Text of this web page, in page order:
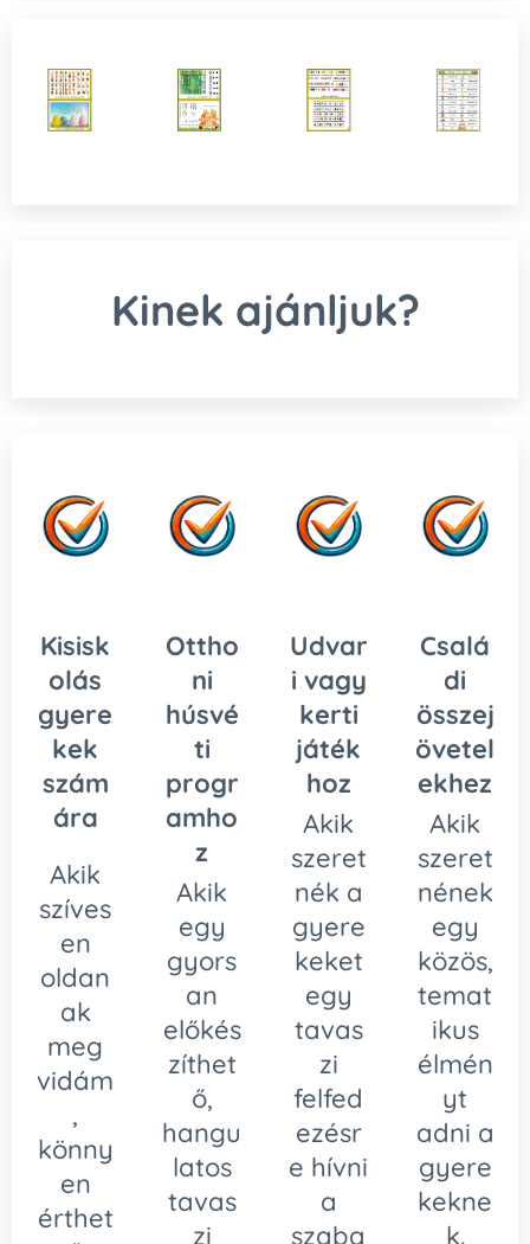
Kinek ajánljuk?
Kisisk
olás
gyere
kek
szám
ára
Akik
szíves
en
oldan
ak
meg
vidám
,
könny
en
érthet
Ottho
ni
húsvé
ti
progr
amho
z
Akik
egy
gyors
an
előkés
zíthet
ő,
hangu
latos
tavas
zi
Udvar
i vagy
kerti
játék
hoz
Akik
szeret
nék a
gyere
keket
egy
tavas
zi
felfed
ezésr
e hívni
a
szaba
Csalá
di
összej
övetel
ekhez
Akik
szeret
nének
egy
közös,
temat
ikus
élmén
yt
adni a
gyere
kekne
k.